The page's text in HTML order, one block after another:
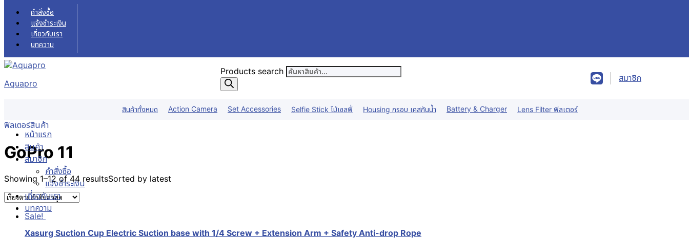
Skip to content
คำสั่งซื้อ
แจ้งชำระเงิน
เกี่ยวกับเรา
บทความ
Aquapro
Products search
สมาชิก
สินค้าทั้งหมด Action Camera Set Accessories Selfie Stick ไม้เซลฟี่ Housing กรอบ เคสกันน้ำ Battery & Charger Lens Filter ฟิลเตอร์
หน้าแรก
สินค้า
สมาชิก
คำสั่งซื้อ
แจ้งชำระเงิน
เกี่ยวกับเรา
บทความ
ฟิลเตอร์สินค้า
GoPro 11
Showing 1–12 of 44 resultsSorted by latest
Sale!
Xasurg Suction Cup Electric Suction base with 1/4 Screw + Extension Arm + Safety Anti-drop Rope